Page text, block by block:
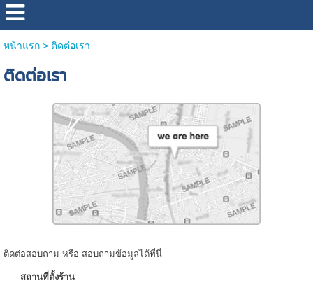
หน้าแรก> ติดต่อเรา
ติดต่อเรา
ติดต่อสอบถาม หรือ สอบถามข้อมูลได้ที่นี่
สถานที่ตั้งร้าน